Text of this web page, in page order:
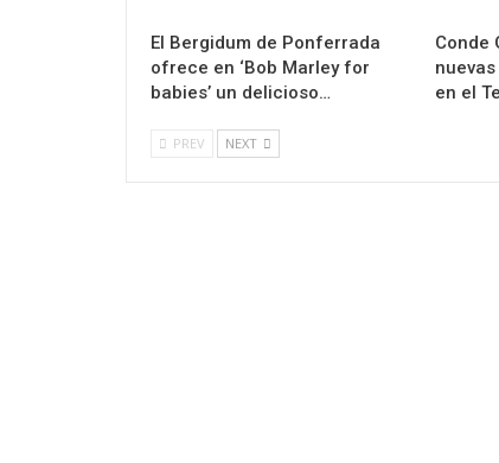
El Bergidum de Ponferrada
ofrece en ‘Bob Marley for
babies’ un delicioso…
Conde
en el
PREV NEXT